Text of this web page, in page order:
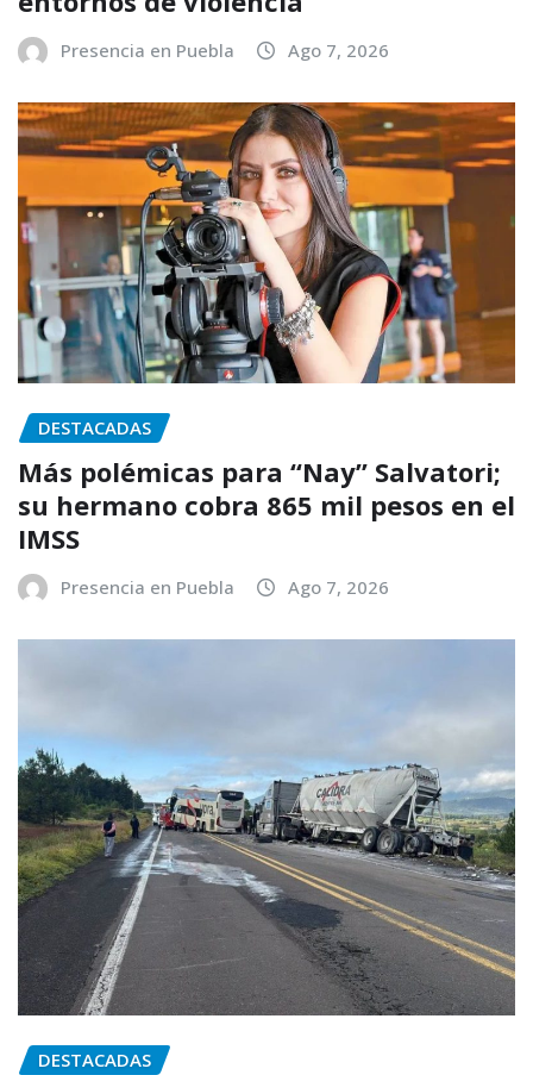
Presencia en Puebla Ago 7, 2026
DESTACADAS
Más polémicas para “Nay” Salvatori;
su hermano cobra 865 mil pesos en el
IMSS
Presencia en Puebla Ago 7, 2026
DESTACADAS